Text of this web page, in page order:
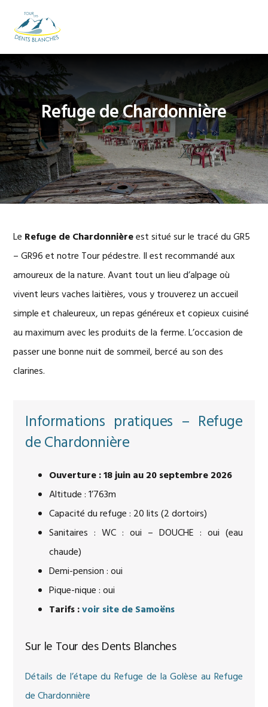
navigation
principale
contenu
principal
pied
de
page
Refuge de Chardonnière
Le Refuge de Chardonnièreest situé sur le tracé du GR5
– GR96 et notre Tour pédestre. Il est recommandé aux
amoureux de la nature. Avant tout un lieu d’alpage où
vivent leurs vaches laitières, vous y trouverez un accueil
simple et chaleureux, un repas généreux et copieux cuisiné
au maximum avec les produits de la ferme. L’occasion de
passer une bonne nuit de sommeil, bercé au son des
clarines.
Informations pratiques – Refuge
de Chardonnière
Ouverture : 18 juin au 20 septembre 2026
Altitude : 1’763m
Capacité du refuge : 20 lits (2 dortoirs)
Sanitaires : WC : oui – DOUCHE : oui (eau
chaude)
Demi-pension : oui
Pique-nique : oui
Tarifs :voir site de Samoëns
Sur le Tour des Dents Blanches
Détails de l’étape du Refuge de la Golèse au Refuge
de Chardonnière